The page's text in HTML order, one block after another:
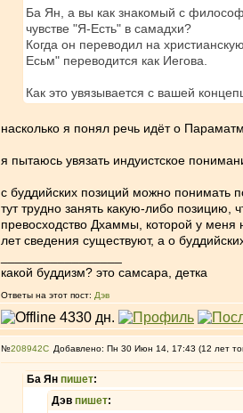
Ба Ян, а вы как знакомый с
чувстве "Я-Есть" в самадхи?
Когда он переводил на
Есьм" переводится как Иегова.
Как это увязывается с вашей
насколько я понял речь идёт о
я пытаюсь увязать индуистское
с буддийских позиций можно понимать
тут трудно занять какую-либо
превосходство Дхаммы, которой у меня
лет сведения существуют, а о
какой буддизм? это самсара, детка
Ответы на этот пост: Дэв
№208942 Добавлено: Пн 30 Июн 14, 17:43 (12 лет
Ба Ян пишет:
Дэв пишет: